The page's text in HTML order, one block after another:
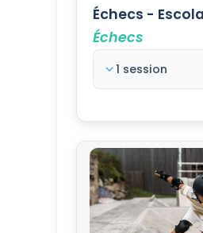
Échecs -
Échecs
1 session